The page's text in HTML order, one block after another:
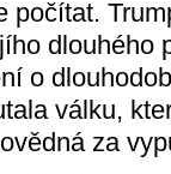
počítat.
dlouhého
o
válku,
za